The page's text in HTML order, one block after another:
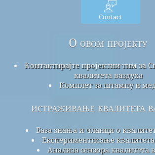
Contact
О овом пројекту
Контактирајте пројектни тим за
квалитета ваздуха
Комплет за штампу и
истраживање квалитета
База знања и чланци о
Експериментисање квалитета
Анализа сензора квалитета